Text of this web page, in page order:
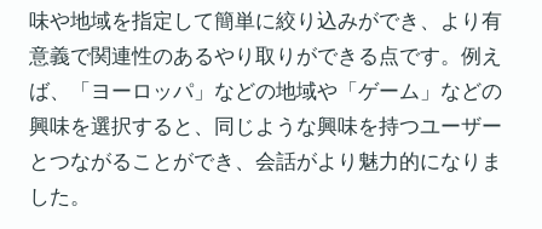
味や地域を指定して簡単に絞り込みができ、より有
意義で関連性のあるやり取りができる点です。例え
ば、「ヨーロッパ」などの地域や「ゲーム」などの
興味を選択すると、同じような興味を持つユーザー
とつながることができ、会話がより魅力的になりま
した。